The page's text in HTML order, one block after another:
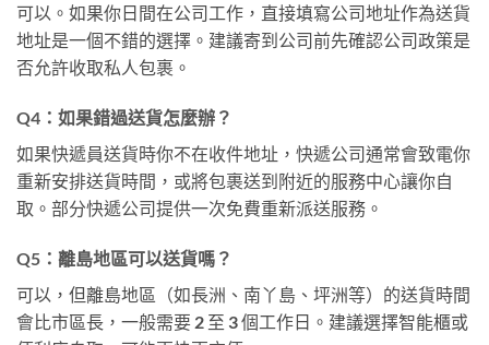
可以。如果你日間在公司工作，直接填寫公司地址作為送貨
地址是一個不錯的選擇。建議寄到公司前先確認公司政策是
否允許收取私人包裹。
Q4：如果錯過送貨怎麼辦？
如果快遞員送貨時你不在收件地址，快遞公司通常會致電你
重新安排送貨時間，或將包裹送到附近的服務中心讓你自
取。部分快遞公司提供一次免費重新派送服務。
Q5：離島地區可以送貨嗎？
可以，但離島地區（如長洲、南丫島、坪洲等）的送貨時間
會比市區長，一般需要 2 至 3 個工作日。建議選擇智能櫃或